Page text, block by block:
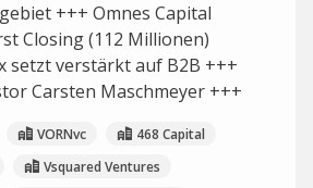
+++ Omnes Capital
Closing (112 Millionen)
setzt verstärkt auf B2B +++
Carsten Maschmeyer +++
VORNvc
468 Capital
Vsquared Ventures